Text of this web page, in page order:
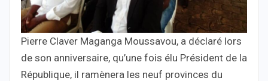
Pierre Claver Maganga Moussavou, a déclaré lors
de son anniversaire, qu’une fois élu Président de la
République, il ramènera les neuf provinces du